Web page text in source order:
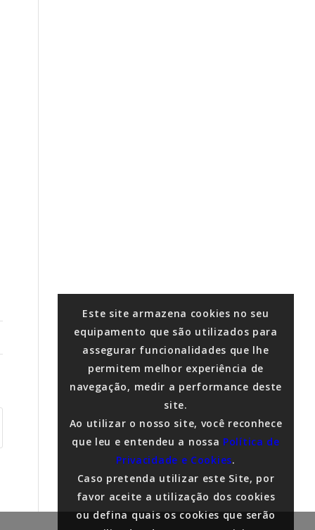
Este site armazena cookies no seu
equipamento que são utilizados para
assegurar funcionalidades que lhe
permitem melhor experiência de
navegação, medir a performance deste
site.
Ao utilizar o nosso site, você reconhece
que leu e entendeu a nossa Política de
Privacidade e Cookies.
Caso pretenda utilizar este Site, por
favor aceite a utilização dos cookies
ou defina quais os cookies que serão